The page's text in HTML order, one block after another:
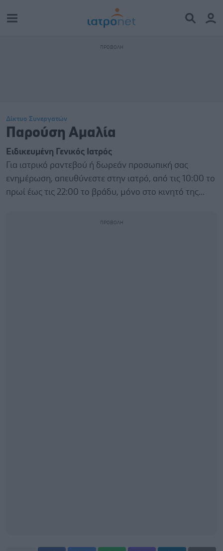
Δίκτυο Συνεργατών
Παρούση Αμαλία
Ειδικευμένη Γενικός Ιατρός
Για ιατρικό ραντεβού ή δωρεάν προσωπική σας
ενημέρωση, απευθύνεστε στην ιατρό, από τις 10:00 το
πρωί έως τις 22:00 το βράδυ, μόνο στο κινητό της...